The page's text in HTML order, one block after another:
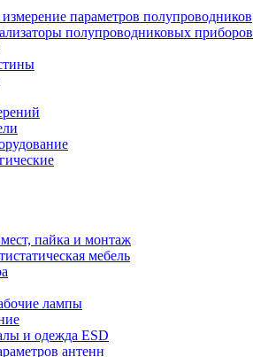
параметров полупроводников
полупроводниковых приборов
пайка и монтаж
мебель
лампы
и одежда ESD
антенн